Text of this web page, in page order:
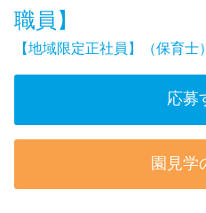
職員】
【地域限定正社員】（保育士）
応募
園見学